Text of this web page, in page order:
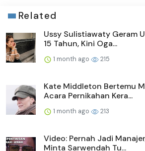
Related
Ussy Sulistiawaty Geram
15 Tahun, Kini Oga...
1 month ago 215
Kate Middleton Bertemu
Acara Pernikahan Kera...
1 month ago 213
Video: Pernah Jadi
Minta Sarwendah Tu...